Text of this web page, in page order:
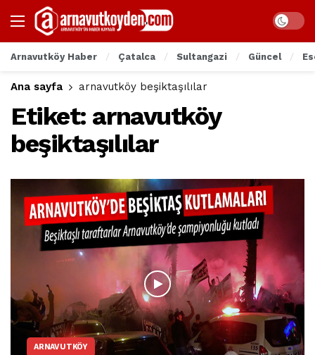
Arnavutköy Haber Çatalca Sultangazi Güncel
Ana sayfa arnavutköy beşiktaşılılar
Etiket: arnavutköy
beşiktaşılılar
ARNAVUTKÖY